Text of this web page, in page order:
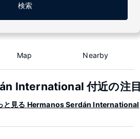
検索
Map Nearby
International 付近の注
と見る Hermanos Serdán International